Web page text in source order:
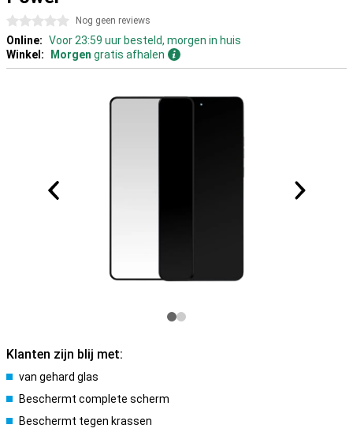
0 sterren Nog geen reviews
Online: Voor 23:59 uur besteld, morgen in huis
Winkel:
Morgen gratis afhalen
Klanten zijn blij met:
van gehard glas
Beschermt complete scherm
Beschermt tegen krassen